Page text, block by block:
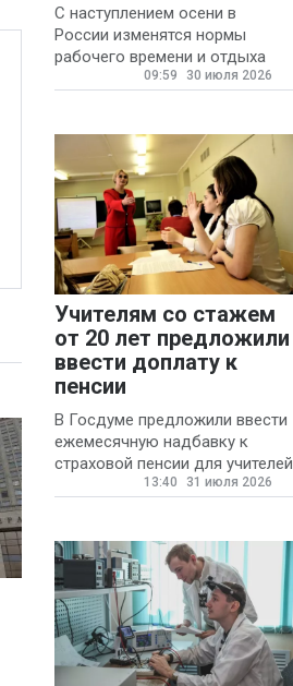
С наступлением осени в
России изменятся нормы
рабочего времени и отдыха
для автомобилистов.
09:59 30 июля 2026
Учителям со стажем
от 20 лет предложили
ввести доплату к
пенсии
В Госдуме предложили ввести
ежемесячную надбавку к
страховой пенсии для учителей
государственных и
13:40 31 июля 2026